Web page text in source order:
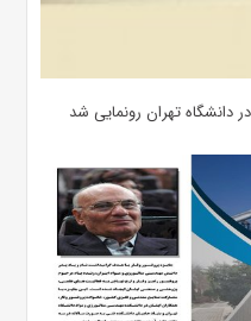
دانشگاه تهران رونمایی شد